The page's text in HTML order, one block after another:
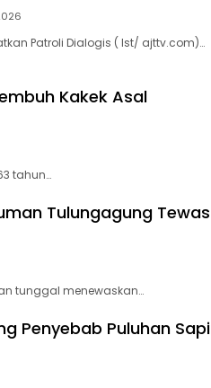
Patroli Dialogis ( Ist/ ajttv.com)…
Kakek Asal
tahun…
Tulungagung Tewas
tunggal menewaskan…
Penyebab Puluhan Sapi